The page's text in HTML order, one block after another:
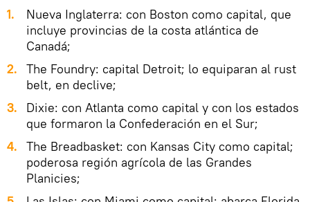
Nueva Inglaterra: con Boston como capital, que
incluye provincias de la costa atlántica de
Canadá;
The Foundry: capital Detroit; lo equiparan al rust
belt, en declive;
Dixie: con Atlanta como capital y con los estados
que formaron la Confederación en el Sur;
The Breadbasket: con Kansas City como capital;
poderosa región agrícola de las Grandes
Planicies;